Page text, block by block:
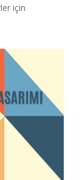
için